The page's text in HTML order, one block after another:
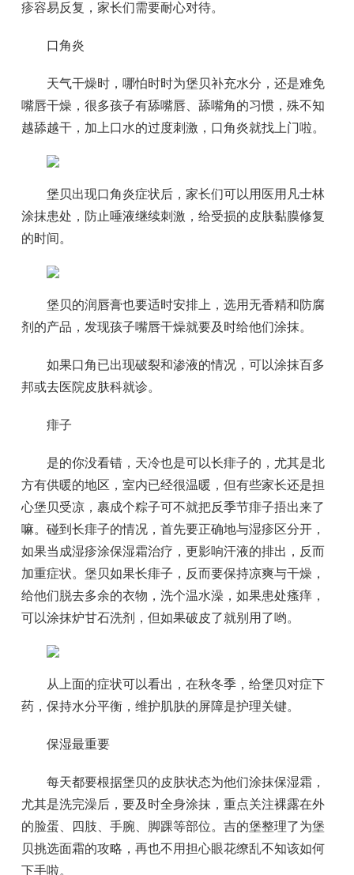
疹容易反复，家长们需要耐心对待。
口角炎
天气干燥时，哪怕时时为堡贝补充水分，还是难免
嘴唇干燥，很多孩子有舔嘴唇、舔嘴角的习惯，殊不知
越舔越干，加上口水的过度刺激，口角炎就找上门啦。
堡贝出现口角炎症状后，家长们可以用医用凡士林
涂抹患处，防止唾液继续刺激，给受损的皮肤黏膜修复
的时间。
堡贝的润唇膏也要适时安排上，选用无香精和防腐
剂的产品，发现孩子嘴唇干燥就要及时给他们涂抹。
如果口角已出现破裂和渗液的情况，可以涂抹百多
邦或去医院皮肤科就诊。
痱子
是的你没看错，天冷也是可以长痱子的，尤其是北
方有供暖的地区，室内已经很温暖，但有些家长还是担
心堡贝受凉，裹成个粽子可不就把反季节痱子捂出来了
嘛。碰到长痱子的情况，首先要正确地与湿疹区分开，
如果当成湿疹涂保湿霜治疗，更影响汗液的排出，反而
加重症状。堡贝如果长痱子，反而要保持凉爽与干燥，
给他们脱去多余的衣物，洗个温水澡，如果患处瘙痒，
可以涂抹炉甘石洗剂，但如果破皮了就别用了哟。
从上面的症状可以看出，在秋冬季，给堡贝对症下
药，保持水分平衡，维护肌肤的屏障是护理关键。
保湿最重要
每天都要根据堡贝的皮肤状态为他们涂抹保湿霜，
尤其是洗完澡后，要及时全身涂抹，重点关注裸露在外
的脸蛋、四肢、手腕、脚踝等部位。吉的堡整理了为堡
贝挑选面霜的攻略，再也不用担心眼花缭乱不知该如何
下手啦。